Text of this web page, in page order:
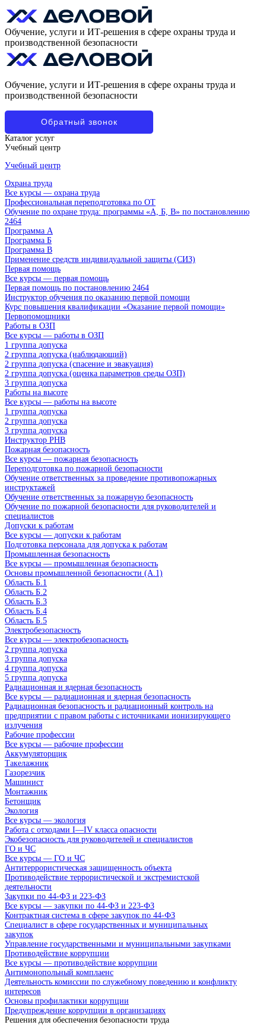
Обучение, услуги и ИТ-решения в сфере охраны труда и
производственной безопасности
Обучение, услуги и ИТ-решения в сфере охраны труда и
производственной безопасности
Обратный звонок
Каталог услуг
Учебный центр
Учебный центр
Охрана труда
Все курсы — охрана труда
Профессиональная переподготовка по ОТ
Обучение по охране труда: программы «А, Б, В» по постановлению
2464
Программа А
Программа Б
Программа В
Применение средств индивидуальной защиты (СИЗ)
Первая помощь
Все курсы — первая помощь
Первая помощь по постановлению 2464
Инструктор обучения по оказанию первой помощи
Курс повышения квалификации «Оказание первой помощи»
Первопомощники
Работы в ОЗП
Все курсы — работы в ОЗП
1 группа допуска
2 группа допуска (наблюдающий)
2 группа допуска (спасение и эвакуация)
2 группа допуска (оценка параметров среды ОЗП)
3 группа допуска
Работы на высоте
Все курсы — работы на высоте
1 группа допуска
2 группа допуска
3 группа допуска
Инструктор РНВ
Пожарная безопасность
Все курсы — пожарная безопасность
Переподготовка по пожарной безопасности
Обучение ответственных за проведение противопожарных
инструктажей
Обучение ответственных за пожарную безопасность
Обучение по пожарной безопасности для руководителей и
специалистов
Допуски к работам
Все курсы — допуски к работам
Подготовка персонала для допуска к работам
Промышленная безопасность
Все курсы — промышленная безопасность
Основы промышленной безопасности (A.1)
Область Б.1
Область Б.2
Область Б.3
Область Б.4
Область Б.5
Электробезопасность
Все курсы — электробезопасность
2 группа допуска
3 группа допуска
4 группа допуска
5 группа допуска
Радиационная и ядерная безопасность
Все курсы — радиационная и ядерная безопасность
Радиационная безопасность и радиационный контроль на
предприятии с правом работы с источниками ионизирующего
излучения
Рабочие профессии
Все курсы — рабочие профессии
Аккумуляторщик
Такелажник
Газорезчик
Машинист
Монтажник
Бетонщик
Экология
Все курсы — экология
Работа с отходами I—IV класса опасности
Экобезопасность для руководителей и специалистов
ГО и ЧС
Все курсы — ГО и ЧС
Антитеррористическая защищенность объекта
Противодействие террористической и экстремистской
деятельности
Закупки по 44-ФЗ и 223-ФЗ
Все курсы — закупки по 44-ФЗ и 223-ФЗ
Контрактная система в сфере закупок по 44-ФЗ
Специалист в сфере государственных и муниципальных
закупок
Управление государственными и муниципальными закупками
Противодействие коррупции
Все курсы — противодействие коррупции
Антимонопольный комплаенс
Деятельность комиссии по служебному поведению и конфликту
интересов
Основы профилактики коррупции
Предупреждение коррупции в организациях
Решения для обеспечения безопасности труда